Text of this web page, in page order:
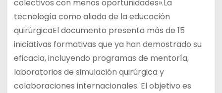
colectivos con menos oportunidades».La
tecnología como aliada de la educación
quirúrgicaEl documento presenta más de 15
iniciativas formativas que ya han demostrado su
eficacia, incluyendo programas de mentoría,
laboratorios de simulación quirúrgica y
colaboraciones internacionales. El objetivo es